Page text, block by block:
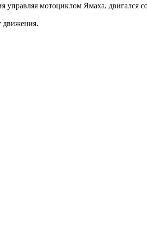
мотоциклом Ямаха, двигался
движения.